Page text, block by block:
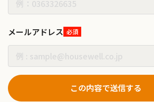
メールアドレス 必須
この内容で送信する